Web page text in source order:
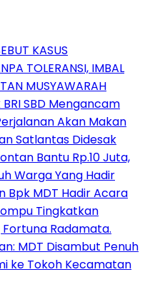
KASUS
TOLERANSI, IMBAL
MUSYAWARAH
SBD Mengancam
Akan Makan
Satlantas Didesak
Bantu Rp.10 Juta,
Warga Yang Hadir
Bpk MDT Hadir Acara
Tingkatkan
Radamata.
MDT Disambut Penuh
ke Tokoh Kecamatan